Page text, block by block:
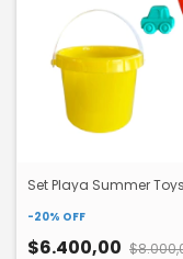
Set Playa Summer Toys
-20% OFF
$6.400,00